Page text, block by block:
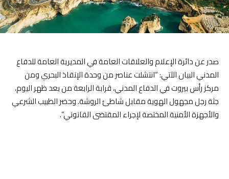
صدر عن دائرة الإعلام والعلاقات العامة في المديرية العامة للدفاع
المدني البيان الآتي: “انتشلت عناصر من وحدة الإنقاذ البحري ومن
مركز رأس بيروت في الدفاع المدني، قرابة الرابعة من بعد ظهر اليوم،
جثة رجل مجهول الهوية مقابل شاطئ الروشة. وحضر الطبيب الشرعي
والأجهزة الأمنية المختصة لإجراء المقتضى القانوني”.